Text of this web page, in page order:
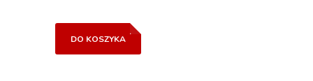
DO KOSZYKA